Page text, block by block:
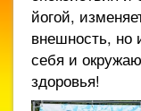
йогой,
внешность, но
себя и
здоровья!